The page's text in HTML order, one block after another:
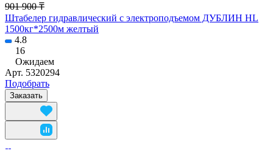
901 900 ₸
Штабелер гидравлический с электроподъемом ДУБЛИН HL
1500кг*2500м желтый
4.8
16
Ожидаем
Арт. 5320294
Подобрать
Заказать